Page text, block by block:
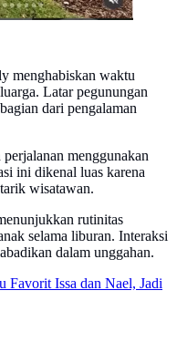
menghabiskan waktu
Latar pegunungan
dari pengalaman
menggunakan
ini dikenal luas karena
wisatawan.
rutinitas
selama liburan. Interaksi
dalam unggahan.
Issa dan Nael, Jadi